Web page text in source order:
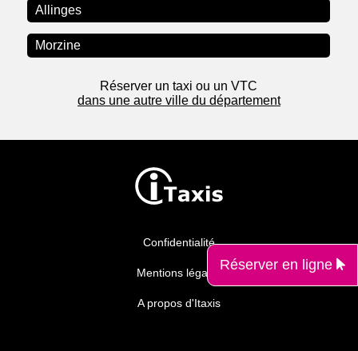
Allinges
Morzine
Réserver un taxi ou un VTC
dans une autre ville du département
Confidentialité
Mentions légales
A propos d'Itaxis
Réserver en ligne